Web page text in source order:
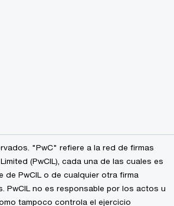
"PwC" refiere a la red de firmas
(PwCIL), cada una de las cuales es
PwCIL o de cualquier otra firma
PwCIL no es responsable por los actos u
tampoco controla el ejercicio